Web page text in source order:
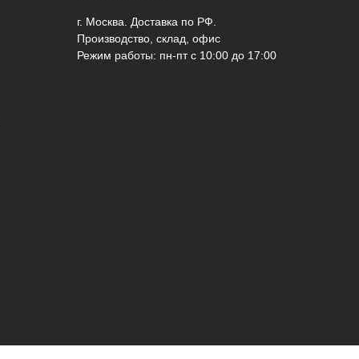
г. Москва. Доставка по РФ.
Производство, склад, офис
Режим работы: пн-пт с 10:00 до 17:00